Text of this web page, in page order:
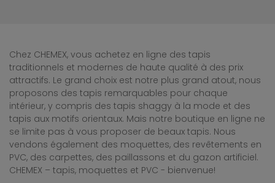
Chez CHEMEX, vous achetez en ligne des tapis
traditionnels et modernes de haute qualité à des prix
attractifs. Le grand choix est notre plus grand atout, nous
proposons des tapis remarquables pour chaque
intérieur, y compris des tapis shaggy à la mode et des
tapis aux motifs orientaux. Mais notre boutique en ligne ne
se limite pas à vous proposer de beaux tapis. Nous
vendons également des moquettes, des revêtements en
PVC, des carpettes, des paillassons et du gazon artificiel.
CHEMEX – tapis, moquettes et PVC - bienvenue!